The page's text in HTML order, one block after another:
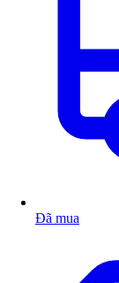
Đã mua